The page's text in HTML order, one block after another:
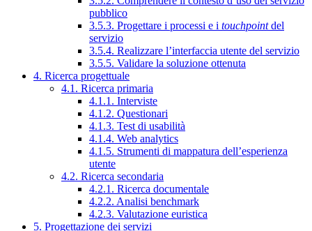
pubblico
3.5.3. Progettare i processi e i touchpointdel
servizio
3.5.4. Realizzare l’interfaccia utente del servizio
3.5.5. Validare la soluzione ottenuta
4. Ricerca progettuale
4.1. Ricerca primaria
4.1.1. Interviste
4.1.2. Questionari
4.1.3. Test di usabilità
4.1.4. Web analytics
4.1.5. Strumenti di mappatura dell’esperienza
utente
4.2. Ricerca secondaria
4.2.1. Ricerca documentale
4.2.2. Analisi benchmark
4.2.3. Valutazione euristica
5. Progettazione dei servizi